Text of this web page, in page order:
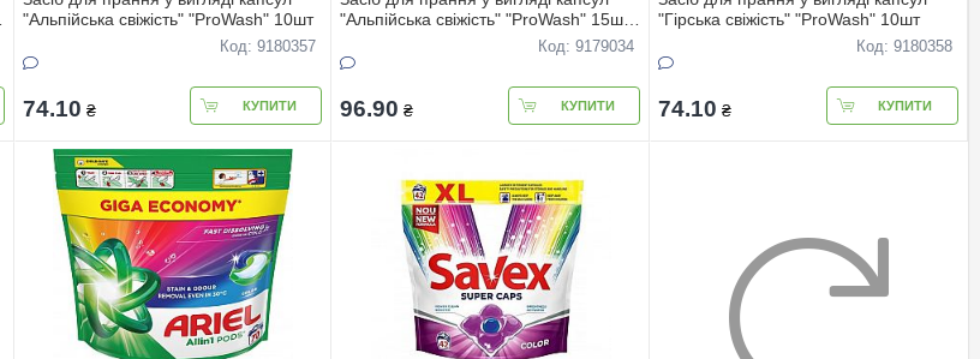
"Альпійська свіжість" "ProWash" 10шт
Код: 9180357
74.10 ₴ КУПИТИ
"Альпійська свіжість" "ProWash" 15шт
Код: 9179034
96.90 ₴ КУПИТИ
"Гірська свіжість" "ProWash" 10шт
Код: 9180358
74.10 ₴ КУПИТИ